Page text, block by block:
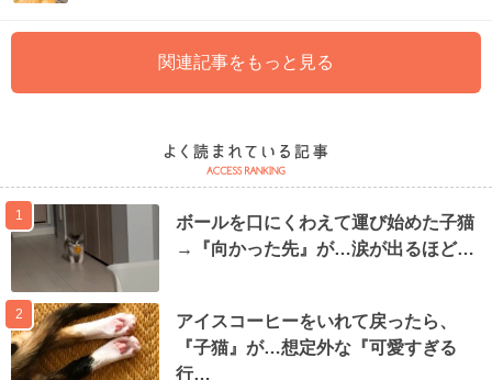
関連記事をもっと見る
1
ボールを口にくわえて運び始めた子猫
→『向かった先』が…涙が出るほど…
2
アイスコーヒーをいれて戻ったら、
『子猫』が…想定外な『可愛すぎる
行…